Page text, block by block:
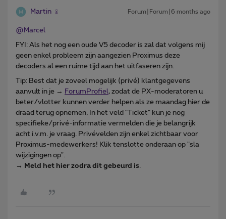
Martin Forum|Forum|6 months ago
@Marcel
FYI: Als het nog een oude V5 decoder is zal dat volgens mij
geen enkel probleem zijn aangezien Proximus deze
decoders al een ruime tijd aan het uitfaseren zijn.
Tip: Best dat je zoveel mogelijk (privé) klantgegevens
aanvult in je → ForumProfiel, zodat de PX-moderatoren u
beter/vlotter kunnen verder helpen als ze maandag hier de
draad terug opnemen, In het veld "Ticket" kun je nog
specifieke/privé-informatie vermelden die je belangrijk
acht i.v.m. je vraag. Privévelden zijn enkel zichtbaar voor
Proximus-medewerkers! Klik tenslotte onderaan op "sla
wijzigingen op".
→
Meld het hier zodra dit gebeurd is